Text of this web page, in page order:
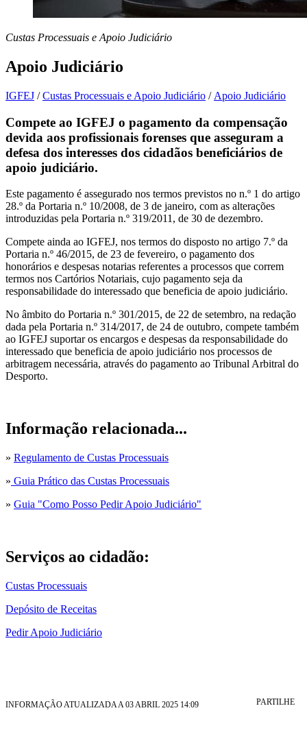
Custas Processuais e Apoio Judiciário
Apoio Judiciário
IGFEJ /Custas Processuais e Apoio Judiciário / Apoio Judiciário
Compete ao IGFEJ o pagamento da compensação
devida aos profissionais forenses que asseguram a
defesa dos interesses dos cidadãos beneficiários de
apoio judiciário.
Este pagamento é assegurado nos termos previstos no n.º 1 do artigo
28.º da Portaria n.º 10/2008, de 3 de janeiro, com as alterações
introduzidas pela Portaria n.º 319/2011, de 30 de dezembro.
Compete ainda ao IGFEJ, nos termos do disposto no artigo 7.º da
Portaria n.º 46/2015, de 23 de fevereiro, o pagamento dos
honorários e despesas notarias referentes a processos que correm
termos nos Cartórios Notariais, cujo pagamento seja da
responsabilidade do interessado que beneficia de apoio judiciário.
No âmbito do Portaria n.º 301/2015, de 22 de setembro, na redação
dada pela Portaria n.º 314/2017, de 24 de outubro, compete também
ao IGFEJ suportar os encargos e despesas da responsabilidade do
interessado que beneficia de apoio judiciário nos processos de
arbitragem necessária, através do pagamento ao Tribunal Arbitral do
Desporto.
Informação relacionada...
» Regulamento de Custas Processuais
» Guia Prático das Custas Processuais
» Guia "Como Posso Pedir Apoio Judiciário"
Serviços ao cidadão:
Custas Processuais
Depósito de Receitas
Pedir Apoio Judiciário
INFORMAÇÃO ATUALIZADA A 03 ABRIL 2025 14:09 PARTILHE